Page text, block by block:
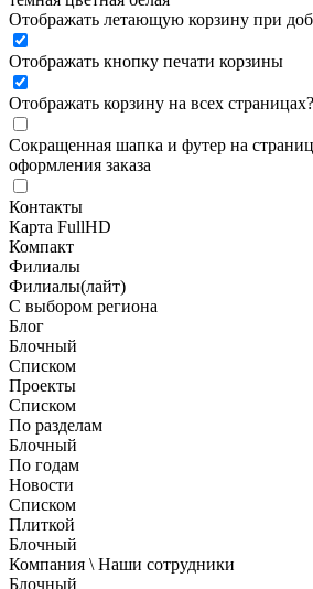
Отображать летающую корзину при
Отображать кнопку печати корзины
Отображать корзину на всех страницах?
Сокращенная шапка и футер на
оформления заказа
Контакты
Карта FullHD
Компакт
Филиалы
Филиалы(лайт)
С выбором региона
Блог
Блочный
Списком
Проекты
Списком
По разделам
Блочный
По годам
Новости
Списком
Плиткой
Блочный
Компания \ Наши сотрудники
Блочный